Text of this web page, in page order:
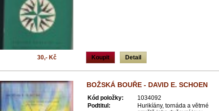
Koupit Detail
30,- Kč
BOŽSKÁ BOUŘE - DAVID E. SCHOEN
Kód položky:
1034092
Podtitul:
Hurikíány, tornáda a větrné